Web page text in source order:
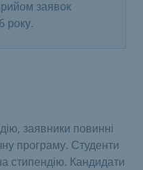
заявок
року.
заявники повинні
програму. Студенти
стипендію. Кандидати